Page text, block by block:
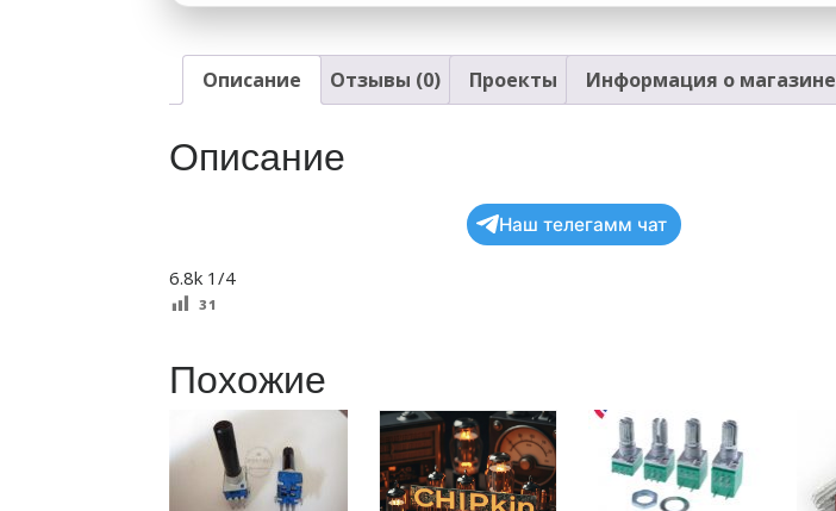
Описание Отзывы (0) Проекты Информация о магазине
Описание
Наш телегамм чат
6.8k 1/4
31
Похожие